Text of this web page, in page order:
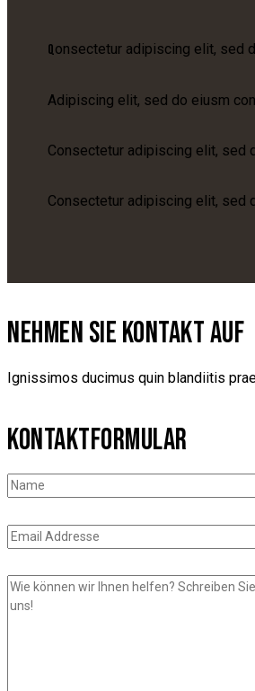
Qonsectetur adipiscing elit, sed
Adipiscing elit, sed do eiusm
Consectetur adipiscing elit, sed
Consectetur adipiscing elit, sed
NEHMEN SIE KONTAKT AUF
Ignissimos ducimus quin blandiitis
KONTAKTFORMULAR